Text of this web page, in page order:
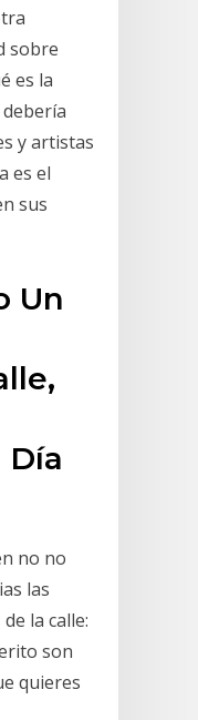
sobre
es la
y artistas
es el
sus
Un
Día
no no
las
la calle:
son
quieres